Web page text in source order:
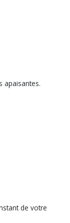
apaisantes.
de votre